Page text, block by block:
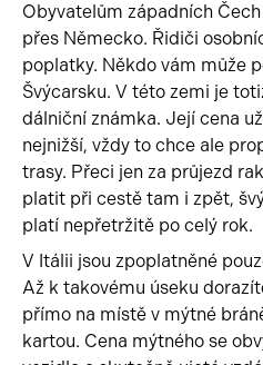
Obyvatelům západních
přes Německo. Řidiči
poplatky. Někdo vám může
Švýcarsku. V této zemi je
dálniční známka. Její cena
nejnižší, vždy to chce ale
trasy. Přeci jen za průjezd
platit při cestě tam i zpět,
platí nepřetržitě po celý rok.
V Itálii jsou zpoplatněné
Až k takovému úseku
přímo na místě v mýtné
kartou. Cena mýtného se